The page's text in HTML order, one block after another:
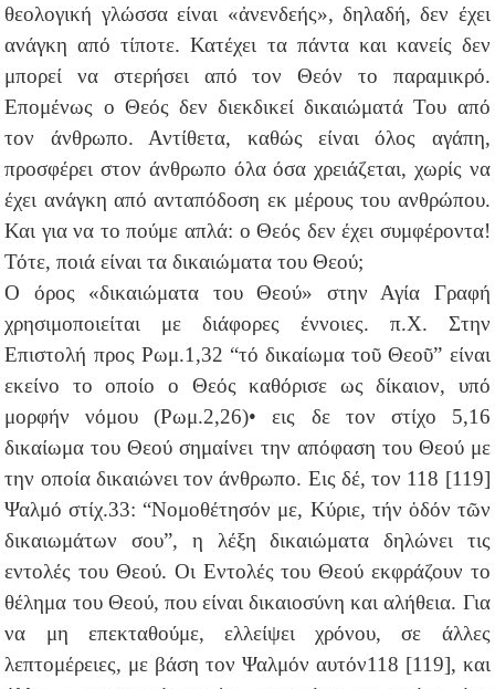
θεολογική γλώσσα είναι «ἀνενδεής», δηλαδή, δεν έχει
ανάγκη από τίποτε. Κατέχει τα πάντα και κανείς δεν
μπορεί να στερήσει από τον Θεόν το παραμικρό.
Επομένως ο Θεός δεν διεκδικεί δικαιώματά Του από
τον άνθρωπο. Αντίθετα, καθώς είναι όλος αγάπη,
προσφέρει στον άνθρωπο όλα όσα χρειάζεται, χωρίς να
έχει ανάγκη από ανταπόδοση εκ μέρους του ανθρώπου.
Και για να το πούμε απλά: ο Θεός δεν έχει συμφέροντα!
Τότε, ποιά είναι τα δικαιώματα του Θεού;
Ο όρος «δικαιώματα του Θεού» στην Αγία Γραφή
χρησιμοποιείται με διάφορες έννοιες. π.Χ. Στην
Επιστολή προς Ρωμ.1,32 “τό δικαίωμα τοῦ Θεοῦ” είναι
εκείνο το οποίο ο Θεός καθόρισε ως δίκαιον, υπό
μορφήν νόμου (Ρωμ.2,26)• εις δε τον στίχο 5,16
δικαίωμα του Θεού σημαίνει την απόφαση του Θεού με
την οποία δικαιώνει τον άνθρωπο. Εις δέ, τον 118 [119]
Ψαλμό στίχ.33: “Νομοθέτησόν με, Κύριε, τήν ὁδόν τῶν
δικαιωμάτων σου”, η λέξη δικαιώματα δηλώνει τις
εντολές του Θεού. Οι Εντολές του Θεού εκφράζουν το
θέλημα του Θεού, που είναι δικαιοσύνη και αλήθεια. Για
να μη επεκταθούμε, ελλείψει χρόνου, σε άλλες
λεπτομέρειες, με βάση τον Ψαλμόν αυτόν118 [119], και